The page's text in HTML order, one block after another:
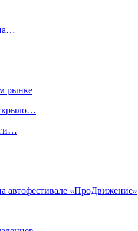
рынке
автофестивале «ПроДвижение»